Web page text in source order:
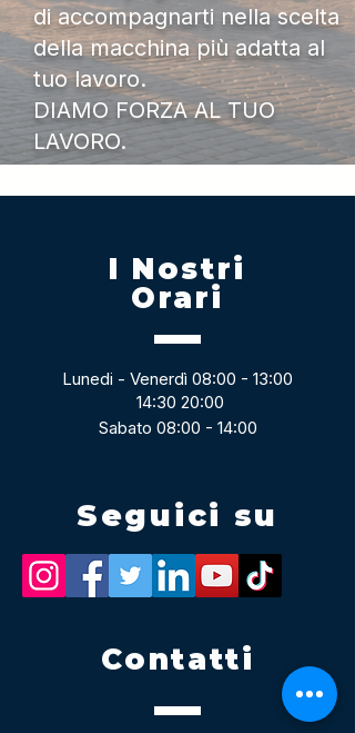
di accompagnarti nella scelta
della macchina più adatta al
tuo lavoro.
DIAMO FORZA AL TUO
LAVORO.
I Nostri
Orari
Lunedi - Venerdì 08:00 - 13:00
14:30 20:00
Sabato 08:00 - 14:00
Seguici su
Contatti